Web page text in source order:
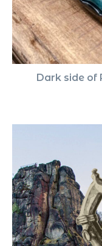
Dark side of